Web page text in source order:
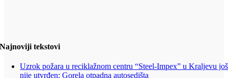
Najnoviji tekstovi
Uzrok požara u reciklažnom centru “Steel-Impex” u Kraljevu još
nije utvrđen: Gorela otpadna autosedišta